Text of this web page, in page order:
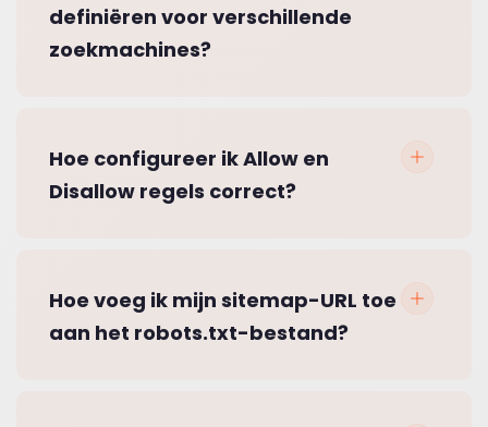
definiëren voor verschillende
zoekmachines?
Hoe configureer ik Allow en
Disallow regels correct?
Hoe voeg ik mijn sitemap-URL toe
aan het robots.txt-bestand?